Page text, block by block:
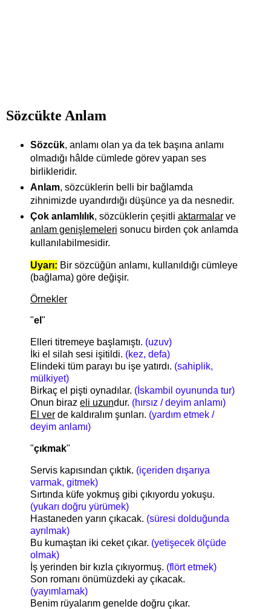
Sözcükte Anlam
Sözcük, anlamı olan ya da tek başına anlamı
olmadığı hâlde cümlede görev yapan ses
birlikleridir.
Anlam, sözcüklerin belli bir bağlamda
zihnimizde uyandırdığı düşünce ya da nesnedir.
Çok anlamlılık, sözcüklerin çeşitli aktarmalarve
anlam genişlemeleri sonucu birden çok anlamda
kullanılabilmesidir.
Uyarı: Bir sözcüğün anlamı, kullanıldığı cümleye
(bağlama) göre değişir.
Örnekler
"el "
Elleri titremeye başlamıştı. (uzuv)
İki el silah sesi işitildi. (kez, defa)
Elindeki tüm parayı bu işe yatırdı. (sahiplik,
mülkiyet)
Birkaç el pişti oynadılar. (İskambil oyununda tur)
Onun biraz eli uzundur. (hırsız / deyim anlamı)
El ver de kaldıralım şunları. (yardım etmek /
deyim anlamı)
"çıkmak"
Servis kapısından çıktık. (içeriden dışarıya
varmak, gitmek)
Sırtında küfe yokmuş gibi çıkıyordu yokuşu.
(yukarı doğru yürümek)
Hastaneden yarın çıkacak. (süresi dolduğunda
ayrılmak)
Bu kumaştan iki ceket çıkar. (yetişecek ölçüde
olmak)
İş yerinden bir kızla çıkıyormuş. (flört etmek)
Son romanı önümüzdeki ay çıkacak.
(yayımlamak)
Benim rüyalarım genelde doğru çıkar.